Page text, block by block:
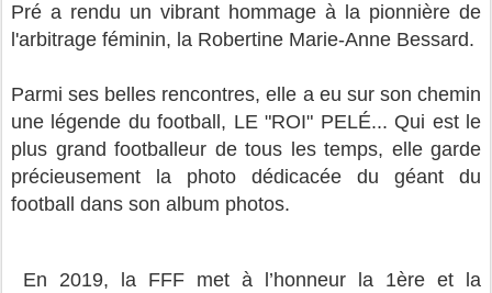
Pré a rendu un vibrant hommage à la pionnière de
l'arbitrage féminin, la Robertine Marie-Anne Bessard.
Parmi ses belles rencontres, elle a eu sur son chemin
une légende du football, LE "ROI" PELÉ... Qui est le
plus grand footballeur de tous les temps, elle garde
précieusement la photo dédicacée du géant du
football dans son album photos.
En 2019, la FFF met à l’honneur la 1ère et la